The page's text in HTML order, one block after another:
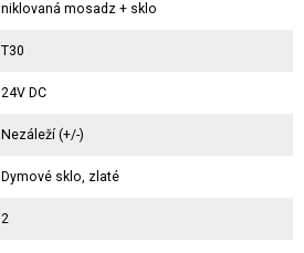
niklovaná mosadz + sklo
T30
24V DC
Nezáleží (+/-)
Dymové sklo, zlaté
2